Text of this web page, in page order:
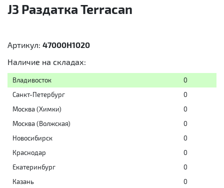
J3 Раздатка Terracan
Артикул: 47000H1020
Наличие на складах:
Владивосток
0
Санкт-Петербург
0
Москва (Химки)
0
Москва (Волжская)
0
Новосибирск
0
Краснодар
0
Екатеринбург
0
Казань
0